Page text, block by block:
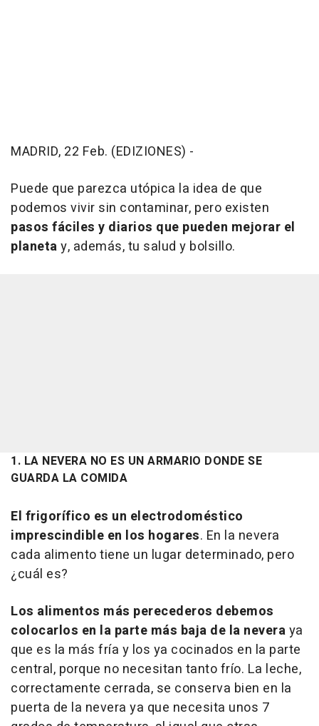
MADRID, 22 Feb. (EDIZIONES) -
Puede que parezca utópica la idea de que
podemos vivir sin contaminar, pero existen
pasos fáciles y diarios que pueden mejorar el
planetay, además, tu salud y bolsillo.
1. LA NEVERA NO ES UN ARMARIO DONDE SE
GUARDA LA COMIDA
El frigorífico es un electrodoméstico
imprescindible en los hogares. En la nevera
cada alimento tiene un lugar determinado, pero
¿cuál es?
Los alimentos más perecederos debemos
colocarlos en la parte más baja de la neveraya
que es la más fría y los ya cocinados en la parte
central, porque no necesitan tanto frío. La leche,
correctamente cerrada, se conserva bien en la
puerta de la nevera ya que necesita unos 7